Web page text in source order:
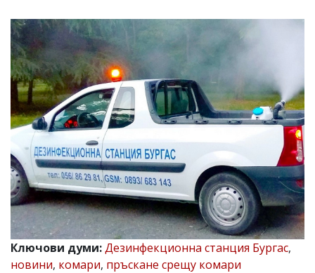
РАЗСЛЕДВАНЕ
БИЗНЕС
ЮГ
Управители:
Веселин
Василев,
v.vasilev@flagman.bg
Катя
Касабова,
еmail:k.kassabova@flagman.bg
Главен
редактор:
Иван
Колев,
email:
Ключови думи:Дезинфекционна станция Бургас,
новини, комари, пръскане срещу комари